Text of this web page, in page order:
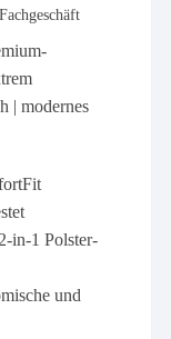
| modernes
in-1 Polster-
und